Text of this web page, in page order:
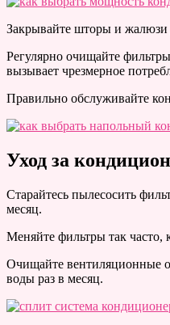
Закрывайте шторы и жалюзи
Регулярно очищайте
вызывает чрезмерное
Правильно обслуживайте
Уход за
Старайтесь пылесосить
месяц.
Меняйте фильтры так часто,
Очищайте вентиляционные
воды раз в месяц.